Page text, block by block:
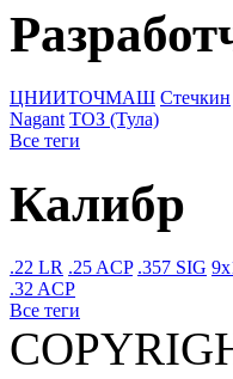
ЦНИИТОЧМАШ Стечкин
Nagant ТОЗ (Тула)
Все теги
Калибр
.22 LR .25 ACP .357 SIG
.32 ACP
Все теги